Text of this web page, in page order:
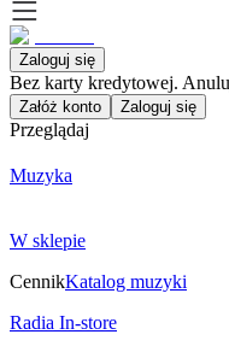
Zaloguj się
Bez karty kredytowej.
Załóż konto Zaloguj się
Przeglądaj
Muzyka
W sklepie
CennikKatalog muzyki
Radia In-store